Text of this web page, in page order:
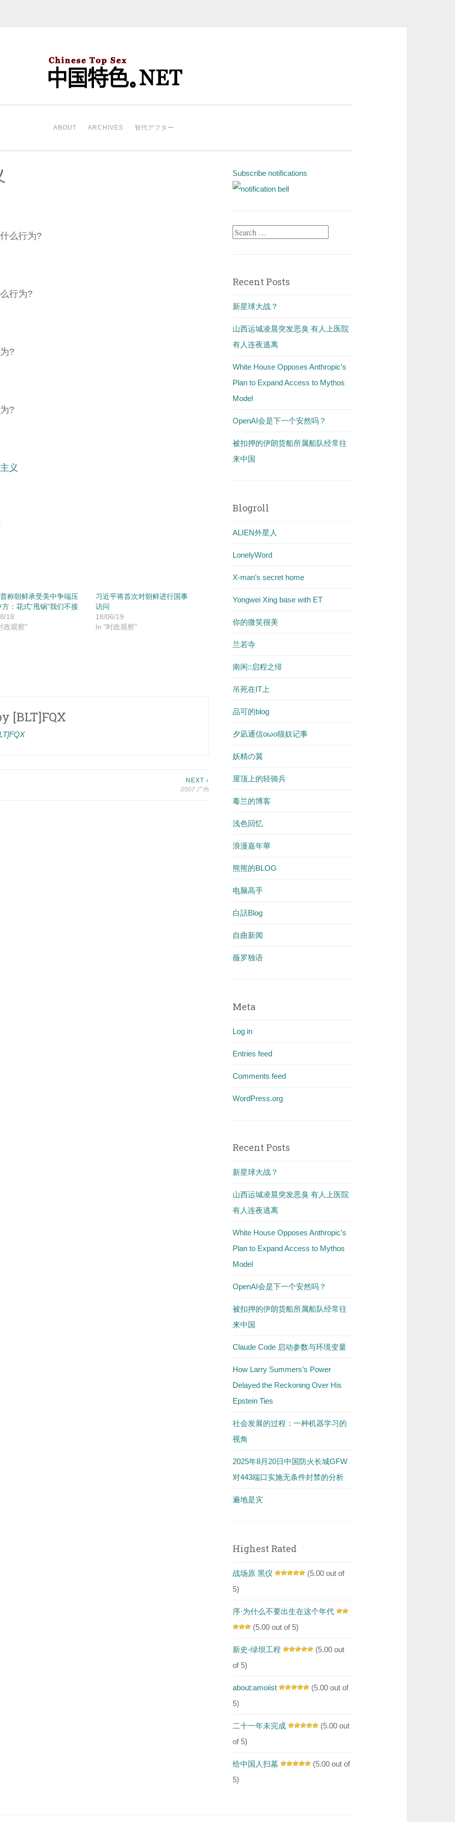
ABOUT ARCHIVES 智代アフター
么行为?
行为?
?
?
义
称朝鲜承受美中争端压
方：花式“甩锅”我们不接
18
政观察"
习近平将首次对朝鲜进行国事
访问
18/06/19
In "时政观察"
[BLT]FQX
NEXT ›
0507 广州
Subscribe notifications
Search
Recent Posts
新星球大战？
山西运城凌晨突发恶臭 有人上医院
有人连夜逃离
White House Opposes Anthropic’s
Plan to Expand Access to Mythos
Model
OpenAI会是下一个安然吗？
被扣押的伊朗货船所属船队经常往
来中国
Blogroll
ALIEN外星人
LonelyWord
X-man’s secret home
Yongwei Xing base with ET
你的微笑很美
兰若寺
南闲::启程之绯
吊死在IT上
品可的blog
夕凪通信oωo猫奴记事
妖精の翼
屋顶上的轻骑兵
毒兰的博客
浅色回忆
浪漫嘉年華
熊熊的BLOG
电脑高手
白話Blog
自曲新闻
薇罗独语
Meta
Log in
Entries feed
Comments feed
WordPress.org
Recent Posts
新星球大战？
山西运城凌晨突发恶臭 有人上医院
有人连夜逃离
White House Opposes Anthropic’s
Plan to Expand Access to Mythos
Model
OpenAI会是下一个安然吗？
被扣押的伊朗货船所属船队经常往
来中国
Claude Code 启动参数与环境变量
How Larry Summers’s Power
Delayed the Reckoning Over His
Epstein Ties
社会发展的过程：一种机器学习的
视角
2025年8月20日中国防火长城GFW
对443端口实施无条件封禁的分析
遍地是灾
Highest Rated
战场原 黑仪
(5.00 out of
5)
序·为什么不要出生在这个年代
(5.00 out of 5)
新史-绿坝工程
(5.00 out
of 5)
about:amoiist
(5.00 out of
5)
二十一年未完成
(5.00 out
of 5)
给中国人扫墓
(5.00 out of
5)